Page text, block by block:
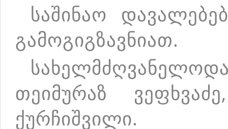
საშინაო
გამოგიგზავნიათ.
თეიმურაზ
ქურჩიშვილი.